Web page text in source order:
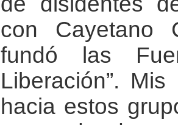
con Cayetano
fundó las
Liberación”.
hacia estos